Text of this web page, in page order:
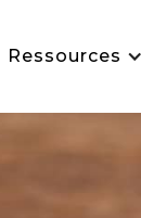
Ressources